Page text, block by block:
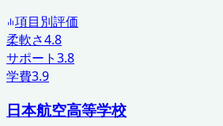
項目別評価
柔軟さ4.8
サポート3.8
学費3.9
日本航空高等学校